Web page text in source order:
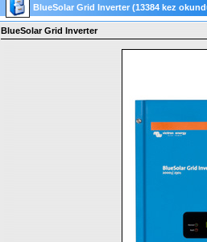
BlueSolar Grid Inverter (13384 kez
BlueSolar Grid Inverter